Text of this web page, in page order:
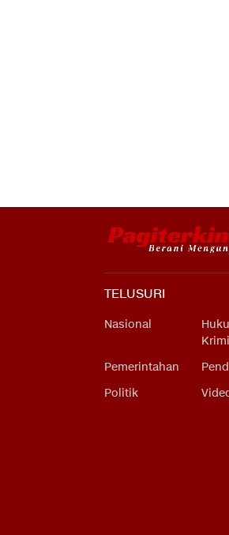
TELUSURI
Nasional
Pemerintahan
Politik